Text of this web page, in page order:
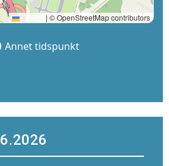
Leaflet | © OpenStreetMap contributors
Annet tidspunkt